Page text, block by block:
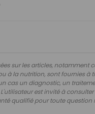
sur les articles, notamment
à la nutrition, sont fournies à
cas un diagnostic, un
est invité à
qualifié pour toute question